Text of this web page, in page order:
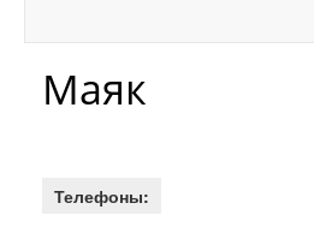
Маяк
Телефоны: